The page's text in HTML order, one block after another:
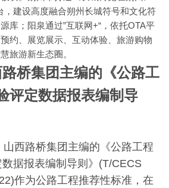
，建设高度融合朔州长城符号和文化符
库；阳泉通过”互联网+“，依托OTA平
约、展览展示、互动体验、旅游购物
旅游新生态圈。
桥集团主编的《公路工
评定数据报表编制导
西路桥集团主编的《公路工程
据报表编制导则》(T/CECS
作为公路工程推荐性标准，在